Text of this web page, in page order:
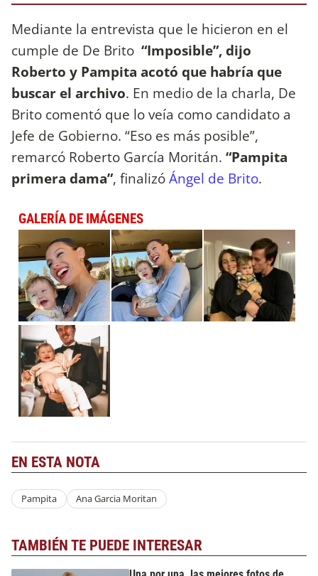
Mediante la entrevista que le hicieron en el
cumple de De Brito “Imposible”, dijo
Roberto y Pampita acotó que habría que
buscar el archivo. En medio de la charla, De
Brito comentó que lo veía como candidato a
Jefe de Gobierno. “Eso es más posible”,
remarcó Roberto García Moritán. “Pampita
primera dama”, finalizóÁngel de Brito.
GALERÍA DE IMÁGENES
EN ESTA NOTA
Pampita Ana Garcia Moritan
TAMBIÉN TE PUEDE INTERESAR